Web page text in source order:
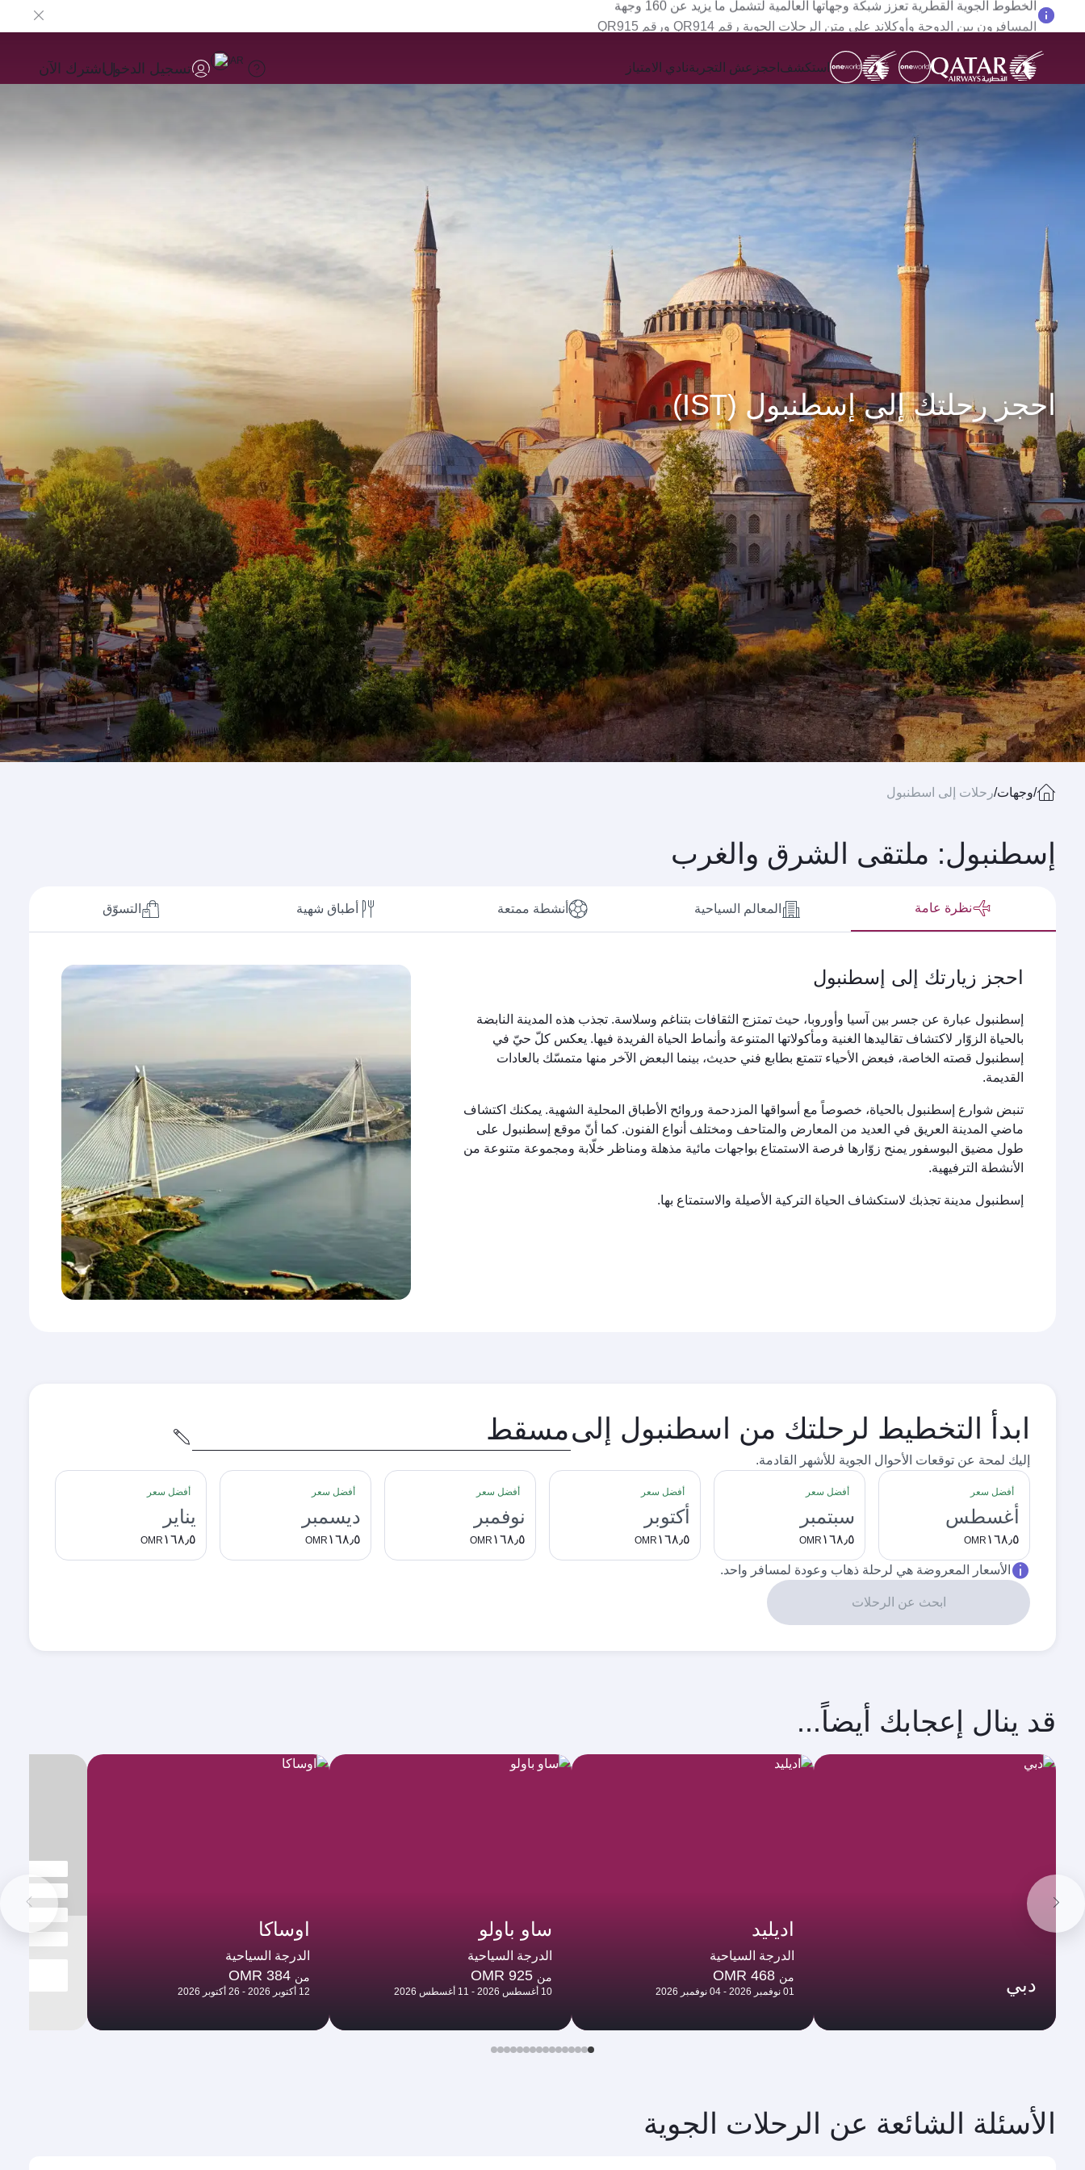
المسافرون بين الدوحة وأوكلاند على متن الرحلات الجوية رقم QR914 ورقم QR915
استكشف احجز عش التجربةنادي الامتياز AR تسجيل الدخولاشترك الآن
احجز رحلتك إلى إسطنبول (IST)
/وجهات/رحلات إلى اسطنبول
إسطنبول: ملتقى الشرق والغرب
نظرة عامة المعالم السياحية أنشطة ممتعة أطباق شهية التسوّق
احجز زيارتك إلى إسطنبول
إسطنبول عبارة عن جسر بين آسيا وأوروبا، حيث تمتزج الثقافات بتناغم وسلاسة. تجذب هذه المدينة النابضة
بالحياة الزوّار لاكتشاف تقاليدها الغنية ومأكولاتها المتنوعة وأنماط الحياة الفريدة فيها. يعكس كلّ حيّ في
إسطنبول قصته الخاصة، فبعض الأحياء تتمتع بطابع فني حديث، بينما البعض الآخر منها متمسّك بالعادات
القديمة.
تنبض شوارع إسطنبول بالحياة، خصوصاً مع أسواقها المزدحمة وروائح الأطباق المحلية الشهية. يمكنك اكتشاف
ماضي المدينة العريق في العديد من المعارض والمتاحف ومختلف أنواع الفنون. كما أنّ موقع إسطنبول على
طول مضيق البوسفور يمنح زوّارها فرصة الاستمتاع بواجهات مائية مذهلة ومناظر خلّابة ومجموعة متنوعة من
الأنشطة الترفيهية.
إسطنبول مدينة تجذبك لاستكشاف الحياة التركية الأصيلة والاستمتاع بها.
ابدأ التخطيط لرحلتك من اسطنبول إلى المغادرة
إليك لمحة عن توقعات الأحوال الجوية للأشهر القادمة.
أفضل سعر
أغسطس
OMR ١٦٨٫٥
أفضل سعر
سبتمبر
OMR ١٦٨٫٥
أفضل سعر
أكتوبر
OMR ١٦٨٫٥
أفضل سعر
نوفمبر
OMR ١٦٨٫٥
أفضل سعر
ديسمبر
OMR ١٦٨٫٥
أفضل سعر
يناير
OMR ١٦٨٫٥
الأسعار المعروضة هي لرحلة ذهاب وعودة لمسافر واحد.
ابحث عن الرحلات
قد ينال إعجابك أيضاً...
دبي
اديليد
الدرجة السياحية
من OMR 468
01 نوفمبر 2026 - 04 نوفمبر 2026
ساو باولو
الدرجة السياحية
من OMR 925
10 أغسطس 2026 - 11 أغسطس 2026
اوساكا
الدرجة السياحية
من OMR 384
12 أكتوبر 2026 - 26 أكتوبر 2026
الأسئلة الشائعة عن الرحلات الجوية